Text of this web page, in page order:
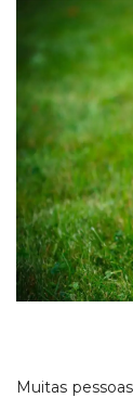
Muitas